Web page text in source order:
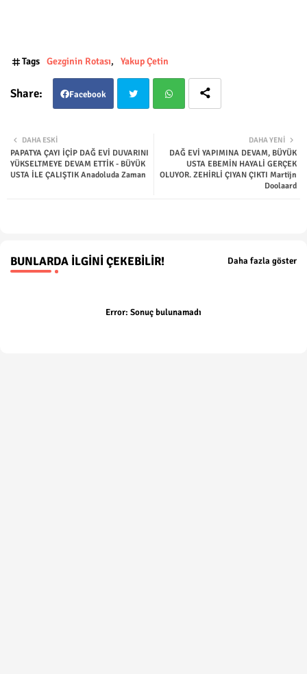
Tags Gezginin Rotası Yakup Çetin
Facebook
ter tsap
DAHA YENI
DAĞ EVİ YAPIMINA DEVAM, BÜYÜK
USTA EBEMİN HAYALİ GERÇEK
OLUYOR. ZEHİRLİ ÇIYAN ÇIKTI Martijn
Doolaard
DAHA ESKI
PAPATYA ÇAYI İÇİP DAĞ EVİ DUVARINI
YÜKSELTMEYE DEVAM ETTİK - BÜYÜK
USTA İLE ÇALIŞTIK Anadoluda Zaman
BUNLARDA İLGINI ÇEKEBILIR! Daha fazla göster
Error: Sonuç bulunamadı